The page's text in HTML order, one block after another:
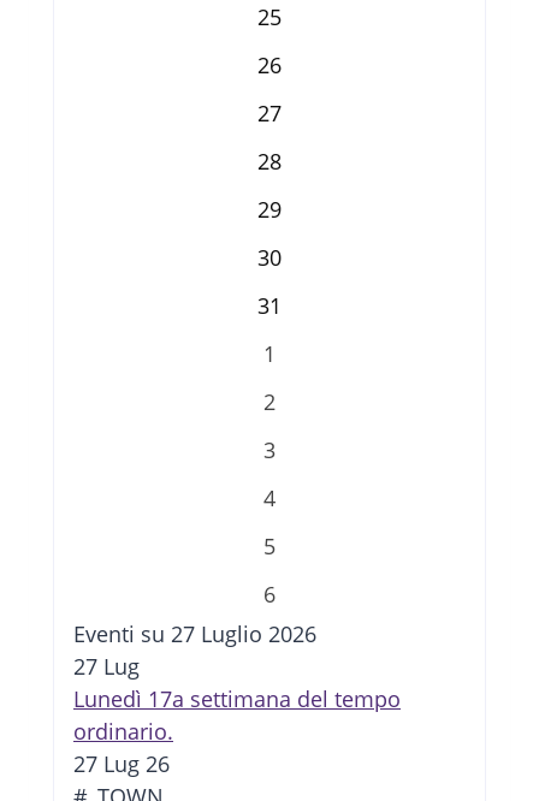
25
26
27
28
29
30
31
1
2
3
4
5
6
Eventi su 27 Luglio 2026
27 Lug
Lunedì 17a settimana del tempo
ordinario.
27 Lug 26